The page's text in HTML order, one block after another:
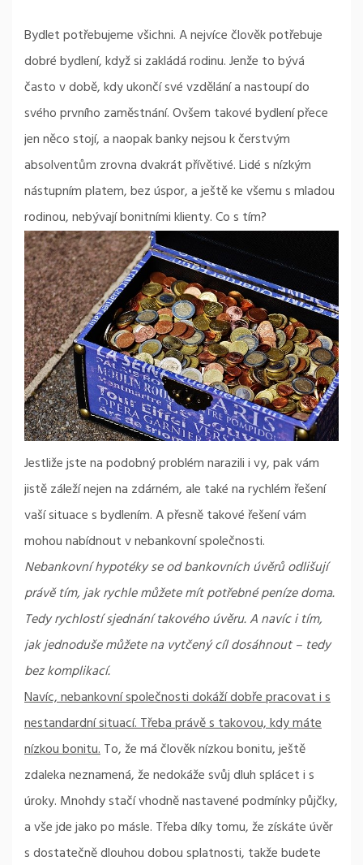
Bydlet potřebujeme všichni. A nejvíce člověk potřebuje
dobré bydlení, když si zakládá rodinu. Jenže to bývá
často v době, kdy ukončí své vzdělání a nastoupí do
svého prvního zaměstnání. Ovšem takové bydlení přece
jen něco stojí, a naopak banky nejsou k čerstvým
absolventům zrovna dvakrát přívětivé. Lidé s nízkým
nástupním platem, bez úspor, a ještě ke všemu s mladou
rodinou, nebývají bonitními klienty. Co s tím?
Jestliže jste na podobný problém narazili i vy, pak vám
jistě záleží nejen na zdárném, ale také na rychlém řešení
vaší situace s bydlením. A přesně takové řešení vám
mohou nabídnout v nebankovní společnosti.
Nebankovní hypotéky se od bankovních úvěrů odlišují
právě tím, jak rychle můžete mít potřebné peníze doma.
Tedy rychlostí sjednání takového úvěru. A navíc i tím,
jak jednoduše můžete na vytčený cíl dosáhnout – tedy
bez komplikací.
Navíc, nebankovní společnosti dokáží dobře pracovat i s
nestandardní situací. Třeba právě s takovou, kdy máte
nízkou bonitu.To, že má člověk nízkou bonitu, ještě
zdaleka neznamená, že nedokáže svůj dluh splácet i s
úroky. Mnohdy stačí vhodně nastavené podmínky půjčky,
a vše jde jako po másle. Třeba díky tomu, že získáte úvěr
s dostatečně dlouhou dobou splatnosti, takže budete